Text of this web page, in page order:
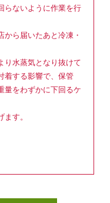
ないように作業を行
から届いたあと冷凍・
り水蒸気となり抜けて
着する影響で、保管
をわずかに下回るケ
す。